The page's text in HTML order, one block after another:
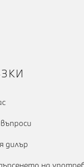
дилър
на